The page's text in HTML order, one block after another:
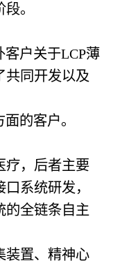
。
客户关于LCP薄
共同开发以及
的客户。
疗，后者主要
系统研发，
的全链条自主
装置、精神心